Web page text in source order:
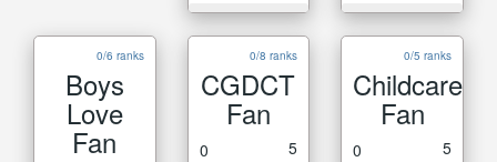
0/6 ranks
Boys
Love
Fan
0/8 ranks
CGDCT
Fan
0 5
0/5 ranks
Childcare
Fan
0 5